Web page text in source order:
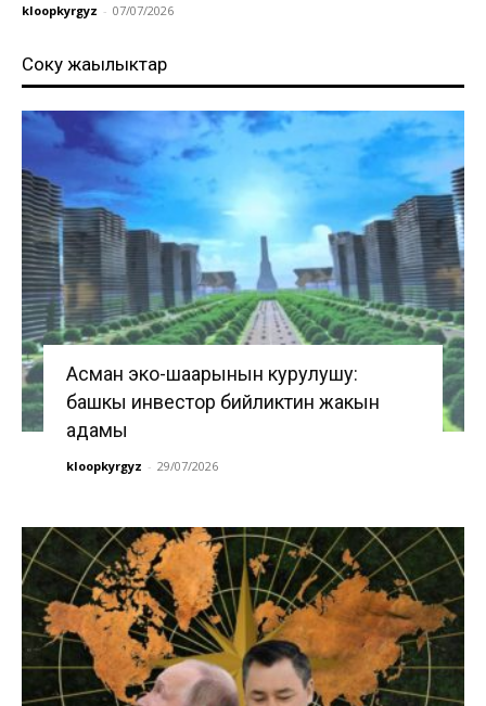
kloopkyrgyz - 07/07/2026
Соңку жаңылыктар
Асман эко-шаарынын курулушу:
башкы инвестор бийликтин жакын
адамы
kloopkyrgyz - 29/07/2026